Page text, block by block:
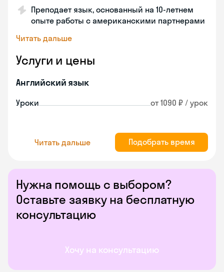
Нужна помощь с выбором?
Оставьте заявку на бесплатную
консультацию
Хочу на консультацию
Преподает язык, основанный на 10-летнем
опыте работы с американскими партнерами
Читать дальше
Услуги и цены
Английский язык
Уроки от 1090 ₽ / урок
Читать дальше Подобрать время